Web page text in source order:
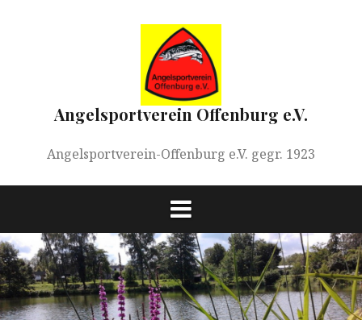
Angelsportverein Offenburg e.V.
Angelsportverein-Offenburg e.V. gegr. 1923